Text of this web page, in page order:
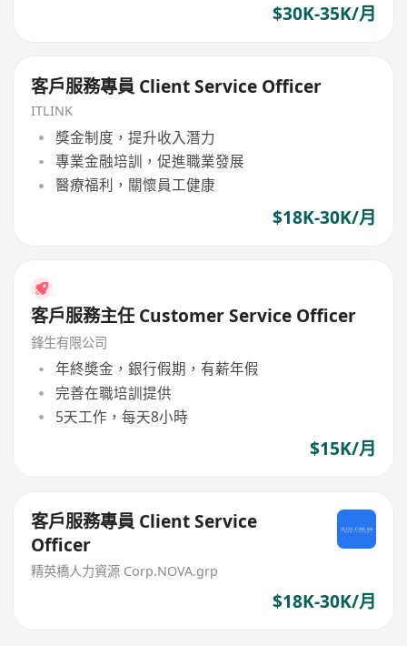
$30K-35K/月
客戶服務專員 Client Service Officer
ITLINK
獎金制度，提升收入潛力
專業金融培訓，促進職業發展
醫療福利，關懷員工健康
$18K-30K/月
客戶服務主任 Customer Service Officer
鋒生有限公司
年終奬金，銀行假期，有薪年假
完善在職培訓提供
5天工作，每天8小時
$15K/月
客戶服務專員 Client Service
Officer
精英橋人力資源 Corp.NOVA.grp
$18K-30K/月